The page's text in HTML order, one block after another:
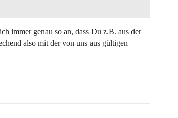
immer genau so an, dass Du z.B. aus der
also mit der von uns aus gültigen